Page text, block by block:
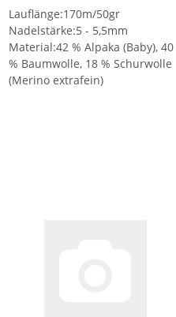
Lauflänge:170m/50gr
Nadelstärke:5 - 5,5mm
Material:42 % Alpaka (Baby), 40
% Baumwolle, 18 % Schurwolle
(Merino extrafein)